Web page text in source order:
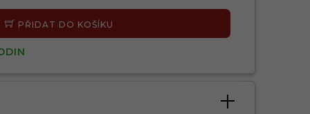
PŘIDAT DO KOŠÍKU